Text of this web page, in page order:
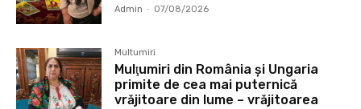
Admin - 07/08/2026
Multumiri
Mulţumiri din România și Ungaria
primite de cea mai puternică
vrăjitoare din lume – vrăjitoarea